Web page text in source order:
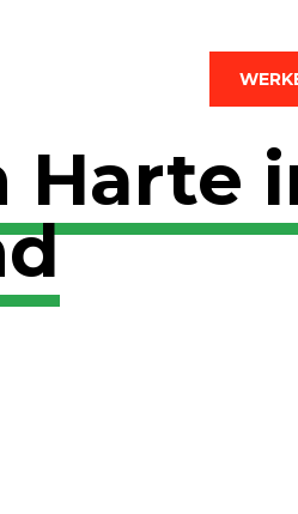
Harte